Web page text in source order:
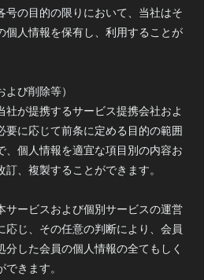
号の目的の限りにおいて、当社はそ
個人情報を保有し、利用することが
び削除等）
社が提携するサービス提携会社およ
要に応じて前条に定める目的の範囲
、個人情報を適宜な項目別の内容お
、複製することができます。
サービスおよび個別サービスの運営
応じ、その任意の判断により、会員
分した会員の個人情報の全てもしく
きます。